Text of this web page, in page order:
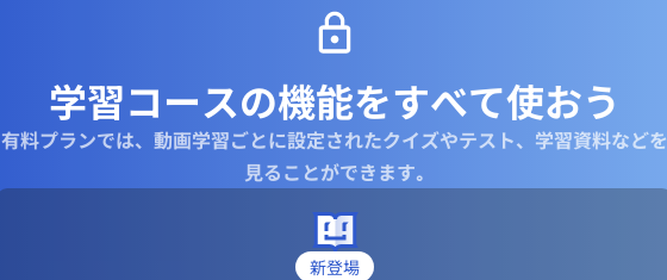
学習コースの機能をすべて使おう
有料プランでは、動画学習ごとに設定されたクイズやテスト、学習資料などを
見ることができます｡
新登場